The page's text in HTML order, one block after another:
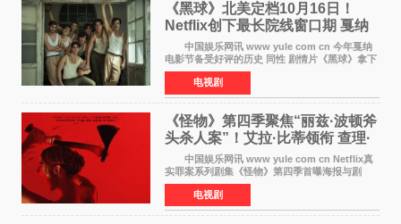
《黑球》北美定档10月16日！
Netflix创下最长院线窗口期 戛纳
最佳导演加持
中国娱乐网讯 www yule com cn 今年戛纳
电影节备受好评的历史 同性 剧情片《黑球》拿下
Netflix美国发行电影的最长院线放映期——该片
最新定档今年10月16日美国影院上映（此前定档
11月6日，如
电视剧
《怪物》第四季聚焦“丽兹·波顿斧
头杀人案”！艾拉·比蒂领衔 查理·
汉纳姆、莎拉·保
中国娱乐网讯 www yule com cn Netflix真
实罪案系列剧集《怪物》第四季首曝海报与剧
照，聚焦鹅妈妈童谣亦有记载的著名血腥杀人案
——丽兹·波顿砍死生父与继母案。 本季由艾
拉·比蒂饰
电视剧